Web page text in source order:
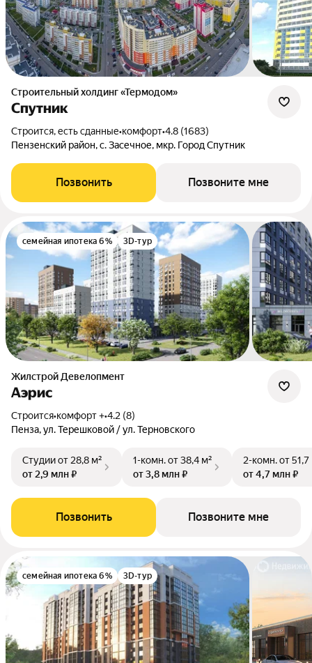
Строительный холдинг «Термодом»
Спутник
Строится, есть сданные•комфорт•4.8 (1683)
Пензенский район, с. Засечное, мкр. Город Спутник
Позвонить Позвоните мне
семейная ипотека 6% 3D-тур
Жилстрой Девелопмент
Аэрис
Строится•комфорт +•4.2 (8)
Пенза, ул. Терешковой / ул. Терновского
Студииот 28,8 м²
от 2,9 млн ₽
1-комн.от 38,4 м²
от 3,8 млн ₽
2-комн.от 51,7
от 4,7 млн ₽
Позвонить Позвоните мне
семейная ипотека 6% 3D-тур